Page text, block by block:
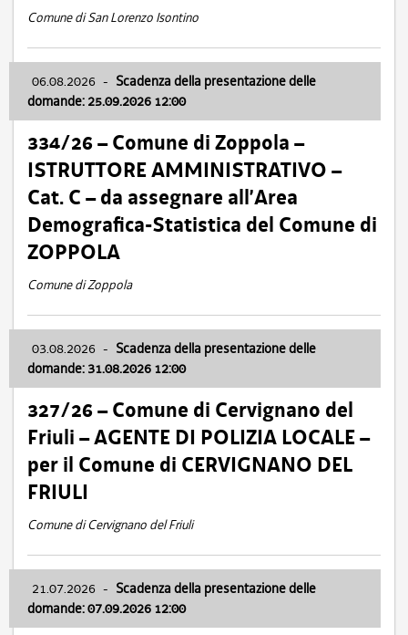
Comune di San Lorenzo Isontino
06.08.2026 - Scadenza della presentazione delle
domande: 25.09.2026 12:00
334/26 – Comune di Zoppola –
ISTRUTTORE AMMINISTRATIVO –
Cat. C – da assegnare all’Area
Demografica-Statistica del Comune di
ZOPPOLA
Comune di Zoppola
03.08.2026 - Scadenza della presentazione delle
domande: 31.08.2026 12:00
327/26 – Comune di Cervignano del
Friuli – AGENTE DI POLIZIA LOCALE –
per il Comune di CERVIGNANO DEL
FRIULI
Comune di Cervignano del Friuli
21.07.2026 - Scadenza della presentazione delle
domande: 07.09.2026 12:00